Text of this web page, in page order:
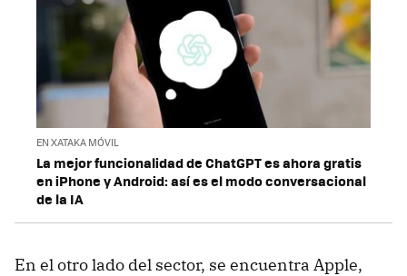
EN XATAKA MÓVIL
La mejor funcionalidad de ChatGPT es ahora gratis
en iPhone y Android: así es el modo conversacional
de la IA
En el otro lado del sector, se encuentra Apple,